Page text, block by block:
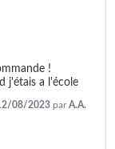
!
j'étais a l'école
08/2023 parA.A.